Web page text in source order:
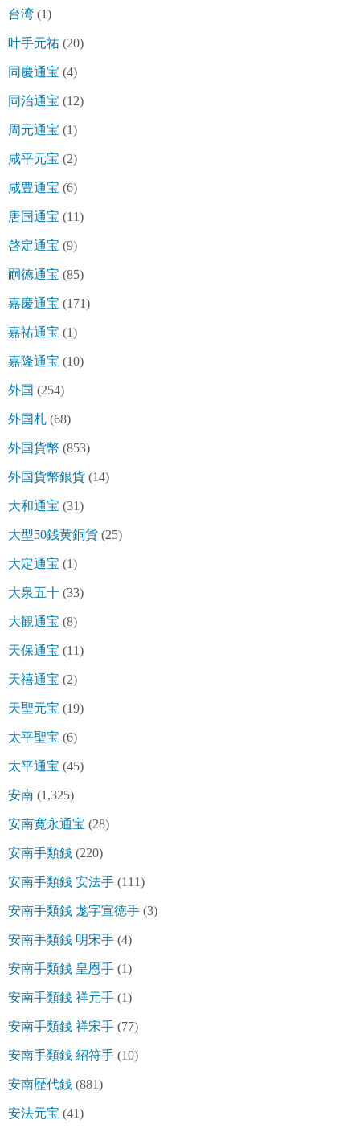
台湾 (1)
叶手元祐 (20)
同慶通宝 (4)
同治通宝 (12)
周元通宝 (1)
咸平元宝 (2)
咸豊通宝 (6)
唐国通宝 (11)
啓定通宝 (9)
嗣徳通宝 (85)
嘉慶通宝 (171)
嘉祐通宝 (1)
嘉隆通宝 (10)
外国 (254)
外国札 (68)
外国貨幣 (853)
外国貨幣銀貨 (14)
大和通宝 (31)
大型50銭黄銅貨 (25)
大定通宝 (1)
大泉五十 (33)
大観通宝 (8)
天保通宝 (11)
天禧通宝 (2)
天聖元宝 (19)
太平聖宝 (6)
太平通宝 (45)
安南 (1,325)
安南寛永通宝 (28)
安南手類銭 (220)
安南手類銭 安法手 (111)
安南手類銭 尨字宣徳手 (3)
安南手類銭 明宋手 (4)
安南手類銭 皇恩手 (1)
安南手類銭 祥元手 (1)
安南手類銭 祥宋手 (77)
安南手類銭 紹符手 (10)
安南歴代銭 (881)
安法元宝 (41)